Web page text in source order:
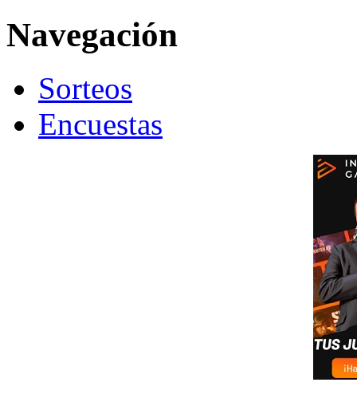
Navegación
Sorteos
Encuestas